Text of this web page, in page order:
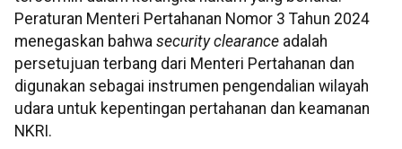
Peraturan Menteri Pertahanan Nomor 3 Tahun 2024
menegaskan bahwa security clearance adalah
persetujuan terbang dari Menteri Pertahanan dan
digunakan sebagai instrumen pengendalian wilayah
udara untuk kepentingan pertahanan dan keamanan
NKRI.